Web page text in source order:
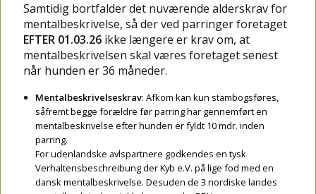
Samtidig bortfalder det nuværende alderskrav for
mentalbeskrivelse, så der ved parringer foretaget
EFTER 01.03.26ikke længere er krav om, at
mentalbeskrivelsen skal væres foretaget senest
når hunden er 36 måneder.
Mentalbeskrivelseskrav: Afkom kan kun stambogsføres,
såfremt begge forældre før parring har gennemført en
mentalbeskrivelse efter hunden er fyldt 10 mdr. inden
parring.
For udenlandske avlspartnere godkendes en tysk
Verhaltensbeschreibung der Kyb e.V. på lige fod med en
dansk mentalbeskrivelse. Desuden de 3 nordiske landes